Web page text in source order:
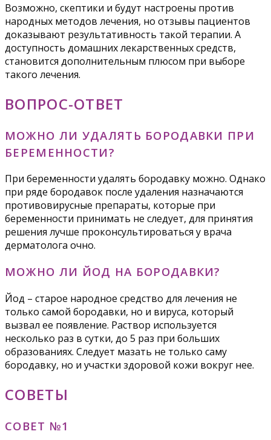
Возможно, скептики и будут настроены против
народных методов лечения, но отзывы пациентов
доказывают результативность такой терапии. А
доступность домашних лекарственных средств,
становится дополнительным плюсом при выборе
такого лечения.
ВОПРОС-ОТВЕТ
МОЖНО ЛИ УДАЛЯТЬ БОРОДАВКИ ПРИ
БЕРЕМЕННОСТИ?
При беременности удалять бородавку можно. Однако
при ряде бородавок после удаления назначаются
противовирусные препараты, которые при
беременности принимать не следует, для принятия
решения лучше проконсультироваться у врача
дерматолога очно.
МОЖНО ЛИ ЙОД НА БОРОДАВКИ?
Йод – старое народное средство для лечения не
только самой бородавки, но и вируса, который
вызвал ее появление. Раствор используется
несколько раз в сутки, до 5 раз при больших
образованиях. Следует мазать не только саму
бородавку, но и участки здоровой кожи вокруг нее.
СОВЕТЫ
СОВЕТ №1